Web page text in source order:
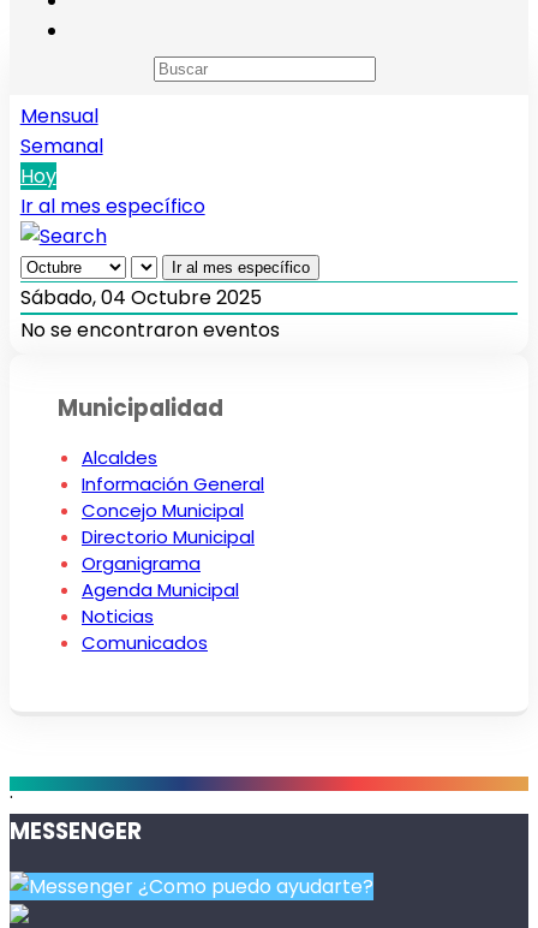
Calendario de eventos
Mensual
Semanal
Hoy
Ir al mes específico
Ir al mes específico
Sábado, 04 Octubre 2025
No se encontraron eventos
Municipalidad
Alcaldes
Información General
Concejo Municipal
Directorio Municipal
Organigrama
Agenda Municipal
Noticias
Comunicados
.
MESSENGER
¿Como puedo ayudarte?